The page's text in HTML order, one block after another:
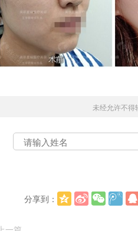
未经允许不得
分享到：